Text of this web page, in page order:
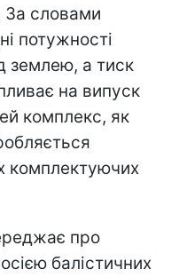
За словами
потужності
землею, а тиск
на випуск
комплекс, як
комплектуючих
про
балістичних